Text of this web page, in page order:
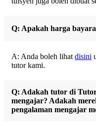
Q: Apakah harga
A: Anda boleh lihat disini
tutor kami.
Q: Adakah tutor di
mengajar? Adakah
pengalaman mengajar